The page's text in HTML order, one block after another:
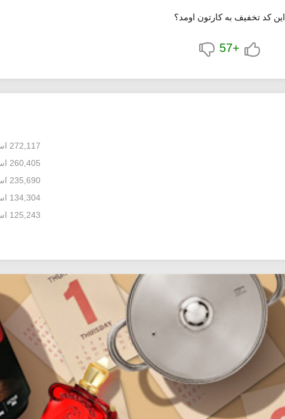
این کد تخفیف به کارتون اومد؟
+57
272,117 استفاده
260,405 استفاده
235,690 استفاده
134,304 استفاده
125,243 استفاده